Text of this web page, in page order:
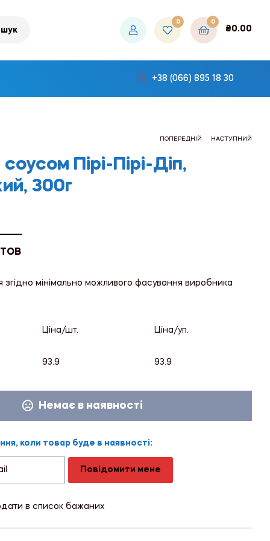
0 0
₴0.00
+38 (066) 895 18 30
ПОПЕРЕДНІЙ НАСТУПНИЙ
Пірі-Пірі-Діп,
300г
ТОВ
згідно мінімально можливого фасування виробника
Ціна/шт. Ціна/уп.
93.9 93.9
Немає в наявності
коли товар буде в наявності:
Повідомити мене
в список бажаних